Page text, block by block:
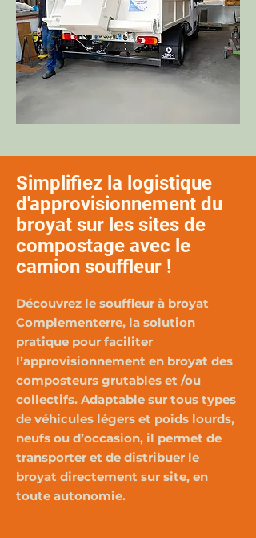
Simplifiez la logistique
d'approvisionnement du
broyat sur les sites de
compostage avec le
camion souffleur !
Découvrez le souffleur à broyat
Complementerre, la solution
pratique pour faciliter
l’approvisionnement en broyat des
composteurs grutables et /ou
collectifs. Adaptable sur tous types
de véhicules légers et poids lourds,
neufs ou d’occasion, il permet de
transporter et de distribuer le
broyat directement sur site, en
toute autonomie.